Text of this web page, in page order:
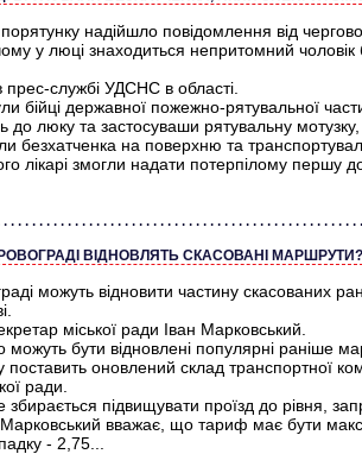
надійшло повідомлення від
у люці знаходиться непритомний чоловік
службі УДСНС в області.
бійці державної пожежно-рятувальної
люку та застосуваши рятувальну мотузку,
безхатченка на поверхню та
лікарі змогли надати потерпілому першу
ВІДНОВЛЯТЬ СКАСОВАНІ МАРШРУТИ?
можуть відновити частину скасованих
міської ради Іван Марковський.
можуть бути відновлені популярні раніше
оновлений склад транспортної
ради.
збирається підвищувати проїзд до рівня,
Марковський вважає, що тариф має бути
- 2,75...